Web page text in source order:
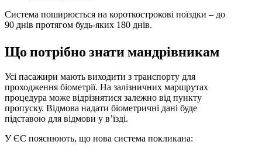
Система поширюється на короткострокові поїздки – до
90 днів протягом будь-яких 180 днів.
Що потрібно знати мандрівникам
Усі пасажири мають виходити з транспорту для
проходження біометрії. На залізничних маршрутах
процедура може відрізнятися залежно від пункту
пропуску. Відмова надати біометричні дані буде
підставою для відмови у в’їзді.
У ЄС пояснюють, що нова система покликана: